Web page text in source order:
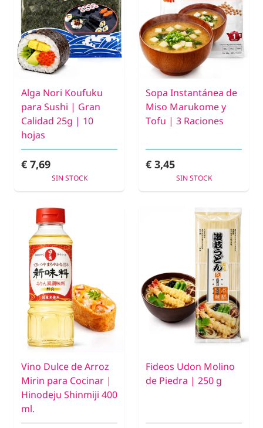
Alga Nori Koufuku
para Sushi | Gran
Calidad 25g | 10
hojas
€ 7,69
SIN STOCK
Sopa Instantánea de
Miso Marukome y
Tofu | 3 Raciones
€ 3,45
SIN STOCK
Vino Dulce de Arroz
Mirin para Cocinar |
Hinodeju Shinmiji 400
ml.
Fideos Udon Molino
de Piedra | 250 g